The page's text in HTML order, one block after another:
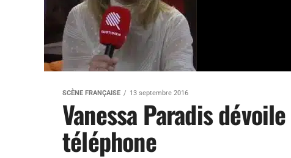
SCÈNE FRANÇAISE 13 septembre 2016
Vanessa Paradis
téléphone